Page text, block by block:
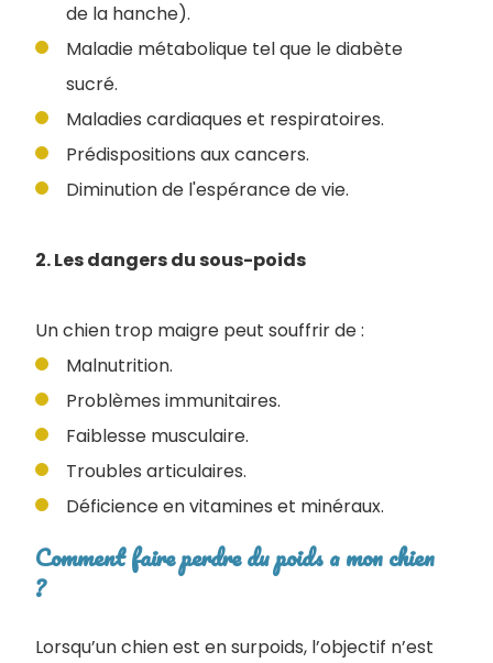
de la hanche).
Maladie métabolique tel que le diabète
sucré.
Maladies cardiaques et respiratoires.
Prédispositions aux cancers.
Diminution de l'espérance de vie.
2. Les dangers du sous-poids
Un chien trop maigre peut souffrir de :
Malnutrition.
Problèmes immunitaires.
Faiblesse musculaire.
Troubles articulaires.
Déficience en vitamines et minéraux.
Comment faire perdre du poids a mon chien
?
Lorsqu’un chien est en surpoids, l’objectif n’est